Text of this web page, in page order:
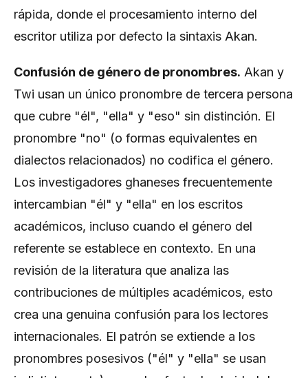
rápida, donde el procesamiento interno del
escritor utiliza por defecto la sintaxis Akan.
Confusión de género de pronombres. Akan y
Twi usan un único pronombre de tercera persona
que cubre "él", "ella" y "eso" sin distinción. El
pronombre "no" (o formas equivalentes en
dialectos relacionados) no codifica el género.
Los investigadores ghaneses frecuentemente
intercambian "él" y "ella" en los escritos
académicos, incluso cuando el género del
referente se establece en contexto. En una
revisión de la literatura que analiza las
contribuciones de múltiples académicos, esto
crea una genuina confusión para los lectores
internacionales. El patrón se extiende a los
pronombres posesivos ("él" y "ella" se usan